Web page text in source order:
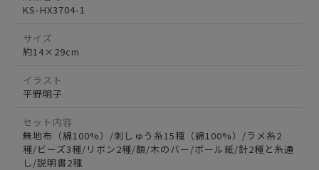
KS-HX3704-1
サイズ
約14×29cm
イラスト
平野明子
セット内容
無地布（綿100%）/刺しゅう糸15種（綿100%）/ラメ糸2
種/ビーズ3種/リボン2種/額/木のバー/ボール紙/針2種と糸通
し/説明書2種